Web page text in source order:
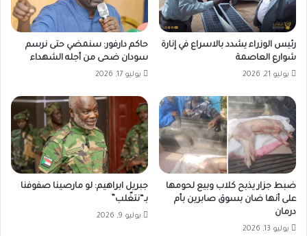
رئيس الوزراء يشدد بالاسراع في إنارة
شوارع العاصمة
يوليو 21, 2026
حاكم دارفور: سنمضي حتى نرسم
سودان ضحى من أجله الشهداء
يوليو 17, 2026
ضبط جزار يذبح كلاب وبيع لحومها
على أنها ضان بسوق صابرين بأم
درمان
يوليو 13, 2026
جبريل ابراهيم: لو مارصينا صفوفنا
بـ“نتغّلب”
يوليو 9, 2026